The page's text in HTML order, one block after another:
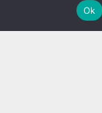
Ok